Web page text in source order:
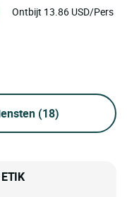
Ontbijt 13.86 USD/Pers
(18)